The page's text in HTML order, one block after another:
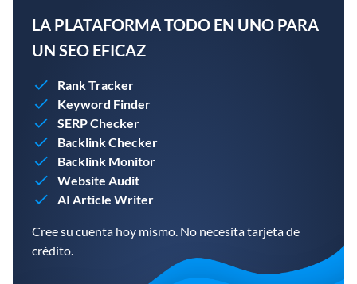
LA PLATAFORMA TODO EN UNO PARA
UN SEO EFICAZ
Rank Tracker
Keyword Finder
SERP Checker
Backlink Checker
Backlink Monitor
Website Audit
AI Article Writer
Cree su cuenta hoy mismo. No necesita tarjeta de
crédito.